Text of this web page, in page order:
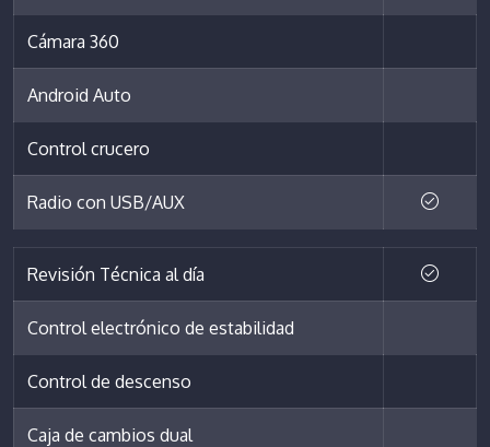
Cámara 360
Android Auto
Control crucero
Radio con USB/AUX
Revisión Técnica al día
Control electrónico de estabilidad
Control de descenso
Caja de cambios dual